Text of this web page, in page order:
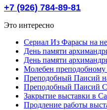
+7 (926) 784-89-81
Это интересно
Сериал Из Фарасы на
День памяти
День памяти
Молебен
Преподобный Паисий
Преподобный Паисий
Закрытие выставки в
Продление работы